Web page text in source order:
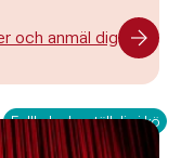
och anmäl dig
Fullbokad – ställ dig i kö